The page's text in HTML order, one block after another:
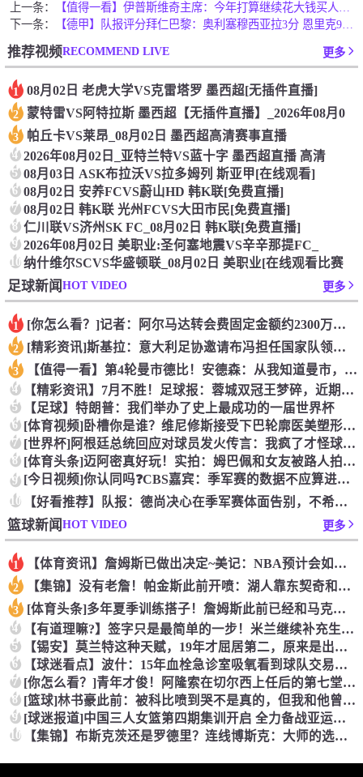
上一条：
【值得一看】伊普斯维奇主席：今年打算继续花大钱买人应对英超
下一条：
【德甲】队报评分拜仁巴黎：奥利塞穆西亚拉3分 恩里克9分 巴
推荐视频RECOMMEND LIVE 更多
1 08月02日 老虎大学VS克雷塔罗 墨西超[无插件直播]
2 蒙特雷VS阿特拉斯 墨西超【无插件直播】_2026年08月0
3 帕丘卡VS莱昂_08月02日 墨西超高清赛事直播
4 2026年08月02日_亚特兰特VS蓝十字 墨西超直播 高清
5 08月03日 ASK布拉沃VS拉多姆列 斯亚甲[在线观看]
6 08月02日 安养FCVS蔚山HD 韩K联[免费直播]
7 08月02日 韩K联 光州FCVS大田市民[免费直播]
8 仁川联VS济州SK FC_08月02日 韩K联[免费直播]
9 2026年08月02日 美职业:圣何塞地震VS辛辛那提FC_
10纳什维尔SCVS华盛顿联_08月02日 美职业[在线观看比赛
足球新闻HOT VIDEO 更多
1 [你怎么看？]记者：阿尔马达转会费固定金额约2300万欧，外
2 [精彩资讯]斯基拉：意大利足协邀请布冯担任国家队领队，但遭到
3 【值得一看】第4轮曼市德比！安德森：从我知道曼市，曼城就是这
4 【精彩资讯】7月不胜！足球报：蓉城双冠王梦碎，近期成绩下滑要
5 【足球】特朗普：我们举办了史上最成功的一届世界杯
6 [体育视频]卧槽你是谁？维尼修斯接受下巴轮廓医美塑形，突然变
7 [世界杯]阿根廷总统回应对球员发火传言：我疯了才怪球员？全是
8 [体育头条]迈阿密真好玩！实拍：姆巴佩和女友被路人拍到在夜店
9 [今日视频]你认同吗❓️CBS嘉宾：季军赛的数据不应算进去，
10 【好看推荐】队报：德尚决心在季军赛体面告别，不希望以两连败收
篮球新闻HOT VIDEO 更多
1 【体育资讯】詹姆斯已做出决定~美记：NBA预计会如期公布新赛
2 【集锦】没有老詹！帕金斯此前开喷：湖人靠东契奇和里夫斯没人会
3 [体育头条]多年夏季训练搭子！詹姆斯此前已经和马克西一同训练
4 【有道理嘛?】签字只是最简单的一步！米兰继续补充生力军！
5 【锡安】莫兰特这种天赋，19年才屈居第二，原来是出了锡安这个
6 【球迷看点】波什：15年血栓急诊室吸氧看到球队交易，我仍想复
7 [你怎么看？]青年才俊！阿隆索在切尔西上任后的第七堂训练课！
8 [篮球]林书豪此前：被科比喷到哭不是真的，但我和他曾五个月没
9 [球迷报道]中国三人女篮第四期集训开启 全力备战亚运会&奥运
10 【集锦】布斯克茨还是罗德里？连线博斯克：大师的选择会是谁？